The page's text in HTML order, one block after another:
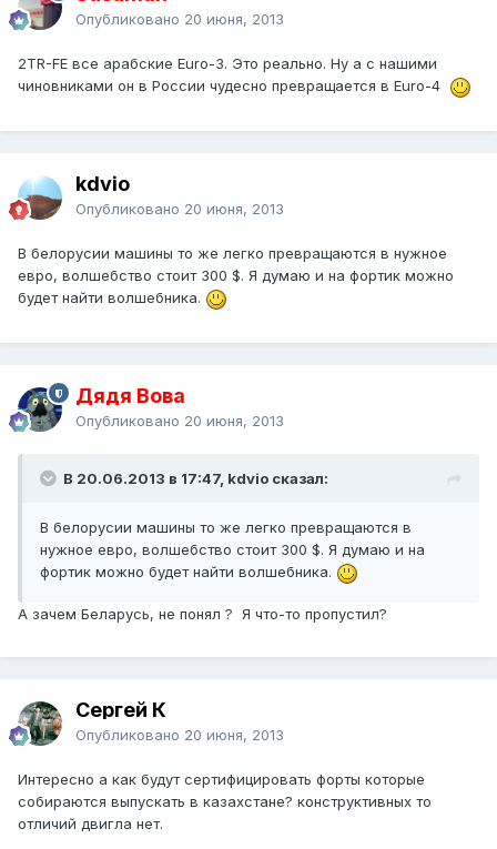
Опубликовано 20 июня, 2013
2TR-FE все арабские Euro-3. Это реально. Ну а с нашими
чиновниками он в России чудесно превращается в Euro-4
kdvio
Опубликовано 20 июня, 2013
В белорусии машины то же легко превращаются в нужное
евро, волшебство стоит 300 $. Я думаю и на фортик можно
будет найти волшебника.
Дядя Вова
Опубликовано 20 июня, 2013
В 20.06.2013 в 17:47, kdvio сказал:
В белорусии машины то же легко превращаются в
нужное евро, волшебство стоит 300 $. Я думаю и на
фортик можно будет найти волшебника.
А зачем Беларусь, не понял ? Я что-то пропустил?
Сергей К
Опубликовано 20 июня, 2013
Интересно а как будут сертифицировать форты которые
собираются выпускать в казахстане? конструктивных то
отличий двигла нет.